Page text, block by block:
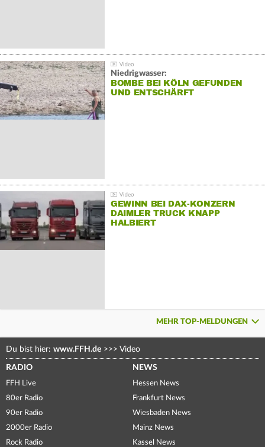
Niedrigwasser:
BOMBE BEI KÖLN GEFUNDEN
UND ENTSCHÄRFT
GEWINN BEI DAX-KONZERN
DAIMLER TRUCK KNAPP
HALBIERT
MEHR TOP-MELDUNGEN
Du bist hier: www.FFH.de >>> Video
RADIO
FFH Live
80er Radio
90er Radio
2000er Radio
Rock Radio
NEWS
Hessen News
Frankfurt News
Wiesbaden News
Mainz News
Kassel News